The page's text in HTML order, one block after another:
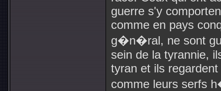
guerre s'y
comme en pays
g�n�ral, ne sont
sein de la tyrannie,
tyran et ils
comme leurs serfs